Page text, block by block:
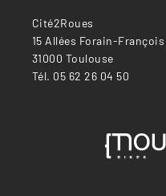
Cité2Roues
15 Allées Forain-
31000 Toulouse
Tél. 05 62 26 04 50